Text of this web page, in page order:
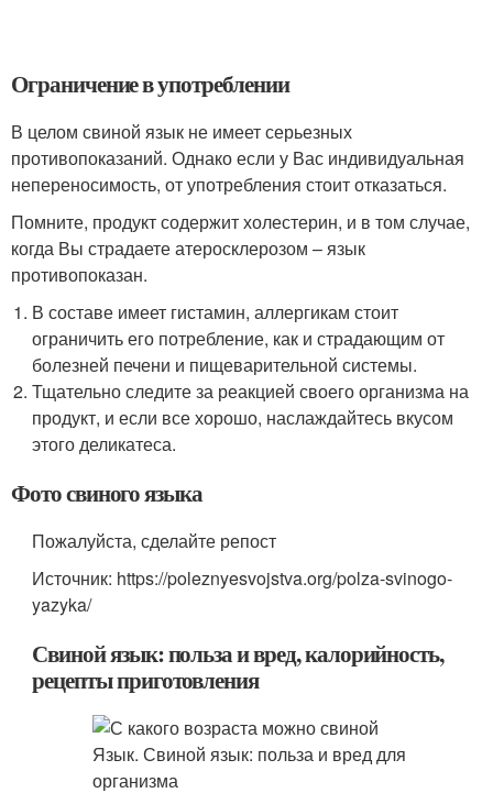
Ограничение в употреблении
В целом свиной язык не имеет серьезных
противопоказаний. Однако если у Вас индивидуальная
непереносимость, от употребления стоит отказаться.
Помните, продукт содержит холестерин, и в том случае,
когда Вы страдаете атеросклерозом – язык
противопоказан.
В составе имеет гистамин, аллергикам стоит
ограничить его потребление, как и страдающим от
болезней печени и пищеварительной системы.
Тщательно следите за реакцией своего организма на
продукт, и если все хорошо, наслаждайтесь вкусом
этого деликатеса.
Фото свиного языка
Пожалуйста, сделайте репост
Источник: https://poleznyesvojstva.org/polza-svinogo-
yazyka/
Свиной язык: польза и вред, калорийность,
рецепты приготовления